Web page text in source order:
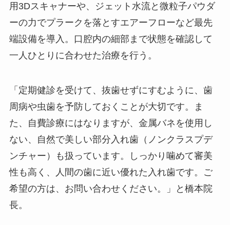
用3Dスキャナーや、ジェット水流と微粒子パウダ
ーの力でプラークを落とすエアーフローなど最先
端設備を導入。口腔内の細部まで状態を確認して
一人ひとりに合わせた治療を行う。
「定期健診を受けて、抜歯せずにすむように、歯
周病や虫歯を予防しておくことが大切です。ま
た、自費診療にはなりますが、金属バネを使用し
ない、自然で美しい部分入れ歯（ノンクラスプデ
ンチャー）も扱っています。しっかり噛めて審美
性も高く、人間の歯に近い優れた入れ歯です。ご
希望の方は、お問い合わせください。」と橋本院
長。